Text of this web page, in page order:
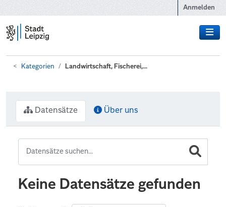
Anmelden
Kategorien Landwirtschaft, Fischerei,...
Datensätze Über uns
Keine Datensätze gefunden